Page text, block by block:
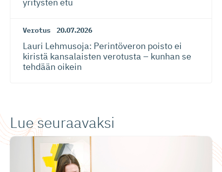
Verotus 20.07.2026
Lauri Lehmusoja: Perintöveron poisto ei
kiristä kansalaisten verotusta – kunhan se
tehdään oikein
Lue seuraavaksi